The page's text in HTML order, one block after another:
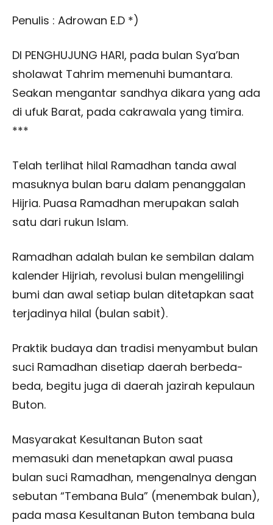
Penulis : Adrowan E.D *)
DI PENGHUJUNG HARI, pada bulan Sya’ban
sholawat Tahrim memenuhi bumantara.
Seakan mengantar sandhya dikara yang ada
di ufuk Barat, pada cakrawala yang timira.
***
Telah terlihat hilal Ramadhan tanda awal
masuknya bulan baru dalam penanggalan
Hijria. Puasa Ramadhan merupakan salah
satu dari rukun Islam.
Ramadhan adalah bulan ke sembilan dalam
kalender Hijriah, revolusi bulan mengelilingi
bumi dan awal setiap bulan ditetapkan saat
terjadinya hilal (bulan sabit).
Praktik budaya dan tradisi menyambut bulan
suci Ramadhan disetiap daerah berbeda-
beda, begitu juga di daerah jazirah kepulaun
Buton.
Masyarakat Kesultanan Buton saat
memasuki dan menetapkan awal puasa
bulan suci Ramadhan, mengenalnya dengan
sebutan “Tembana Bula” (menembak bulan),
pada masa Kesultanan Buton tembana bula